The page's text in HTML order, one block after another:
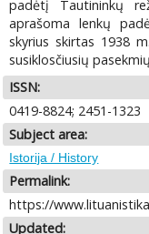
padėtį Tautininkų
aprašoma lenkų
skyrius skirtas 1938
susiklosčiusių
ISSN:
0419-8824; 2451-1323
Subject area:
Istorija / History
Permalink:
https://
Updated: